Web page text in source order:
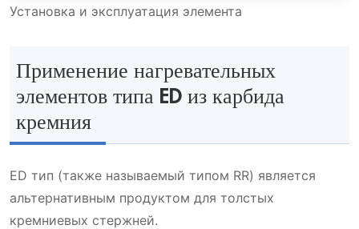
Установка и эксплуатация элемента
Применение нагревательных
элементов типа ED из карбида
кремния
ED тип (также называемый типом RR) является
альтернативным продуктом для толстых
кремниевых стержней.